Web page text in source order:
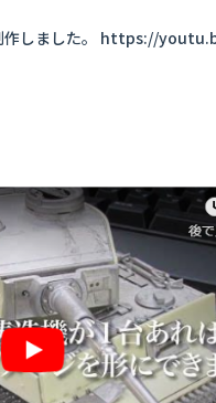
作しました。 https://